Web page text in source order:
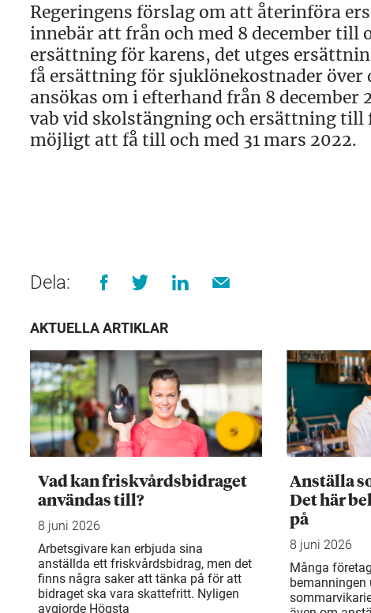
Regeringens förslag om att återinföra
innebär att från och med 8 december till
ersättning för karens, det utges
få ersättning för sjuklönekostnader
ansökas om i efterhand från 8
vab vid skolstängning och ersättning
möjligt att få till och med 31 mars 2022.
Dela:
AKTUELLA ARTIKLAR
Vad kan friskvårdsbidraget
användas till?
8 juni 2026
Arbetsgivare kan erbjuda sina
anställda ett friskvårdsbidrag, men det
finns några saker att tänka på för att
bidraget ska vara skattefritt. Nyligen
avgjorde Högsta
Anställa
Det här
på
8 juni 2026
Många
bemanningen